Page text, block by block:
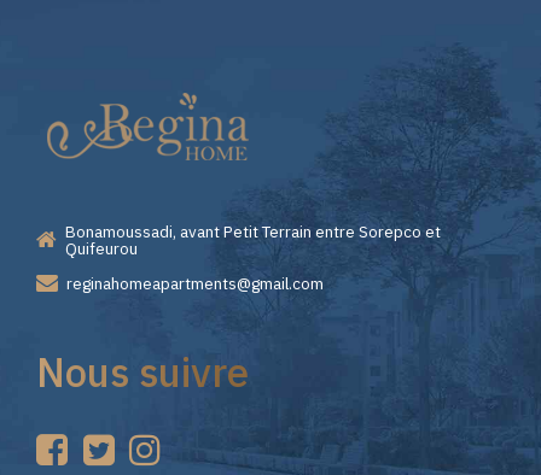
Casino
—
Premiers
Pas
sur
Bonamoussadi, avant Petit Terrain entre Sorepco et
Quifeurou
reginahomeapartments@gmail.com
Nous suivre